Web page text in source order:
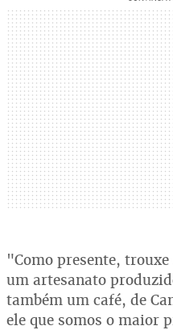
"Como presente,
um artesanato
também um café, de
ele que somos o maior